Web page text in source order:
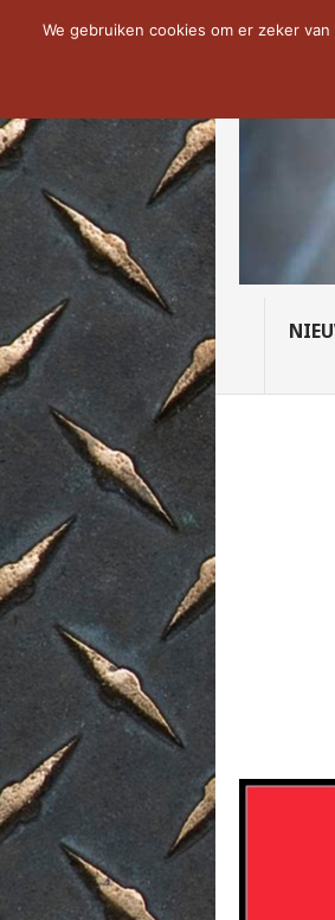
NOW
We gebruiken cookies om er zeker